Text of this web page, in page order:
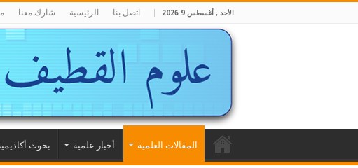
الأحد , أغسطس 9 2026 اتصل بنا الرئيسية شارك معنا
المقالات العلمية أخبار علمية بحوث